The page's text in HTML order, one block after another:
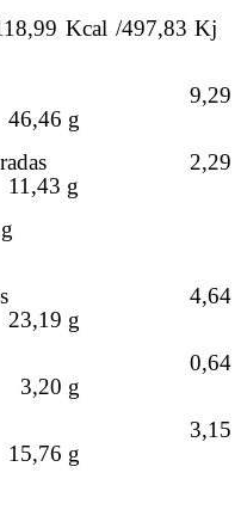
Kcal /497,83 Kj
9,29
46,46 g
2,29
11,43 g
4,64
23,19 g
0,64
3,20 g
3,15
15,76 g